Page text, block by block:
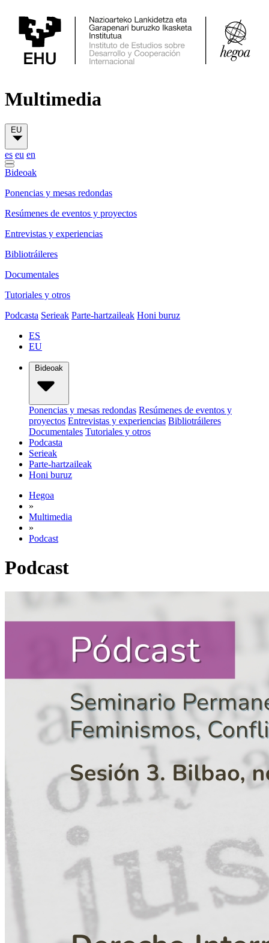
Multimedia
EU
es eu en
Bideoak
Ponencias y mesas redondas
Resúmenes de eventos y proyectos
Entrevistas y experiencias
Bibliotráileres
Documentales
Tutoriales y otros
Podcasta Serieak Parte-hartzaileak Honi buruz
ES
EU
Bideoak
Ponencias y mesas redondas Resúmenes de eventos y
proyectos Entrevistas y experiencias Bibliotráileres
Documentales Tutoriales y otros
Podcasta
Serieak
Parte-hartzaileak
Honi buruz
Hegoa
»
Multimedia
»
Podcast
Podcast